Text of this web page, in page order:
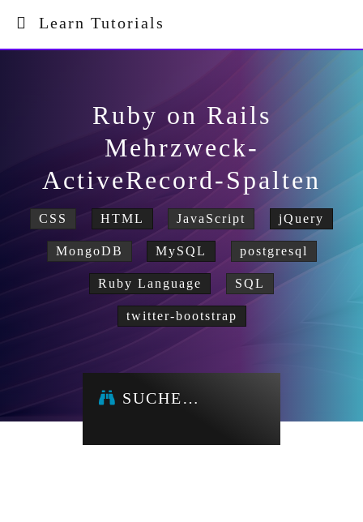
Learn Tutorials
Ruby on Rails
Mehrzweck-
ActiveRecord-Spalten
CSS HTML JavaScript jQuery
MongoDB MySQL postgresql
Ruby Language SQL
twitter-bootstrap
SUCHE…